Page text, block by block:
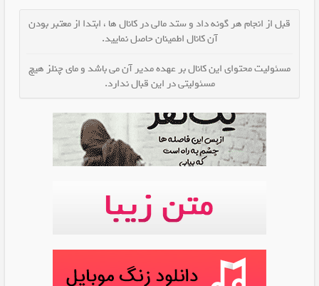
قبل از انجام هر گونه داد و ستد مالی در کانال ها ، ابتدا از معتبر بودن
آن کانال اطمینان حاصل نمایید.
مسئولیت محتوای این کانال بر عهده مدیر آن می باشد و مای چنلز هیچ
مسئولیتی در این قبال ندارد.